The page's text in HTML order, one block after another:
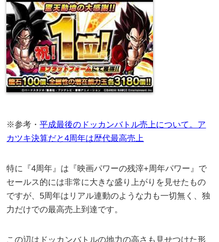
※参考・平成最後のドッカンバトル売上について。ア
カツキ決算だと4周年は歴代最高売上
特に『4周年』は『映画パワーの残滓+周年パワー』で
セールス的には非常に大きな盛り上がりを見せたもの
ですが、5周年はリアル連動のような力も一切無く、独
力だけでの最高売上到達です。
この辺はドッカンバトルの地力の高さも見せつけた形